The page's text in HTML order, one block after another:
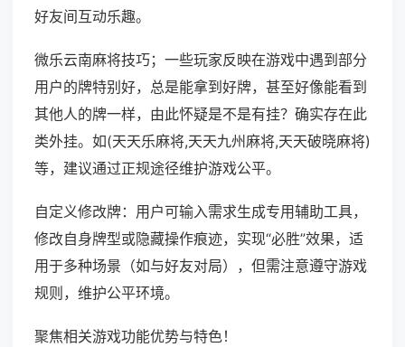
好友间互动乐趣。
微乐云南麻将技巧；一些玩家反映在游戏中遇到部分
用户的牌特别好，总是能拿到好牌，甚至好像能看到
其他人的牌一样，由此怀疑是不是有挂？确实存在此
类外挂。如(天天乐麻将,天天九州麻将,天天破晓麻将)
等，建议通过正规途径维护游戏公平。
自定义修改牌：用户可输入需求生成专用辅助工具，
修改自身牌型或隐藏操作痕迹，实现“必胜”效果，适
用于多种场景（如与好友对局），但需注意遵守游戏
规则，维护公平环境。
聚焦相关游戏功能优势与特色！